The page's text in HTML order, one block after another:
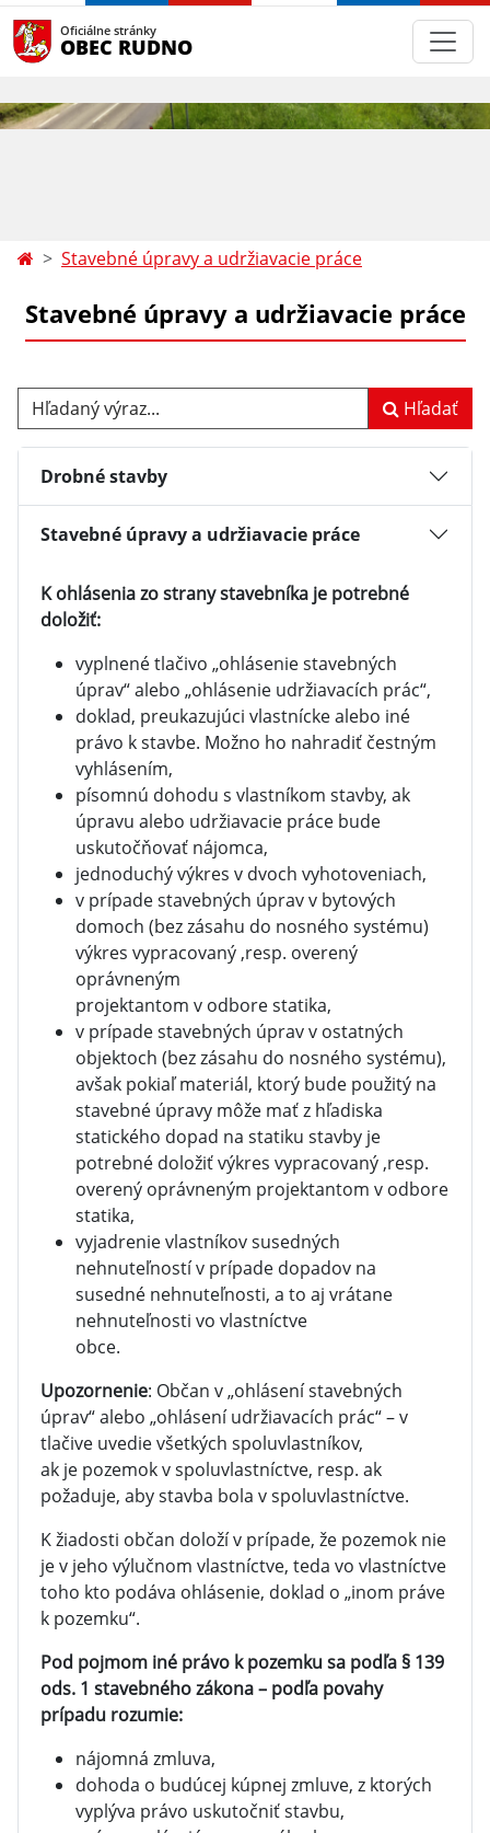
Oficiálne stránky
OBEC RUDNO
Stavebné úpravy a udržiavacie práce
Stavebné úpravy a udržiavacie práce
Hľadaný výraz... Hľadať
Drobné stavby
Stavebné úpravy a udržiavacie práce
K ohlásenia zo strany stavebníka je potrebné
doložiť:
vyplnené tlačivo „ohlásenie stavebných
úprav“ alebo „ohlásenie udržiavacích prác“,
doklad, preukazujúci vlastnícke alebo iné
právo k stavbe. Možno ho nahradiť čestným
vyhlásením,
písomnú dohodu s vlastníkom stavby, ak
úpravu alebo udržiavacie práce bude
uskutočňovať nájomca,
jednoduchý výkres v dvoch vyhotoveniach,
v prípade stavebných úprav v bytových
domoch (bez zásahu do nosného systému)
výkres vypracovaný ,resp. overený
oprávneným
projektantom v odbore statika,
v prípade stavebných úprav v ostatných
objektoch (bez zásahu do nosného systému),
avšak pokiaľ materiál, ktorý bude použitý na
stavebné úpravy môže mať z hľadiska
statického dopad na statiku stavby je
potrebné doložiť výkres vypracovaný ,resp.
overený oprávneným projektantom v odbore
statika,
vyjadrenie vlastníkov susedných
nehnuteľností v prípade dopadov na
susedné nehnuteľnosti, a to aj vrátane
nehnuteľnosti vo vlastníctve
obce.
Upozornenie: Občan v „ohlásení stavebných
úprav“ alebo „ohlásení udržiavacích prác“ – v
tlačive uvedie všetkých spoluvlastníkov,
ak je pozemok v spoluvlastníctve, resp. ak
požaduje, aby stavba bola v spoluvlastníctve.
K žiadosti občan doloží v prípade, že pozemok nie
je v jeho výlučnom vlastníctve, teda vo vlastníctve
toho kto podáva ohlásenie, doklad o „inom práve
k pozemku“.
Pod pojmom iné právo k pozemku sa podľa § 139
ods. 1 stavebného zákona – podľa povahy
prípadu rozumie:
nájomná zmluva,
dohoda o budúcej kúpnej zmluve, z ktorých
vyplýva právo uskutočniť stavbu,